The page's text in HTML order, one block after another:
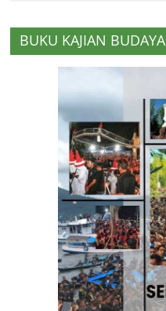
BUKU KAJIAN BUDAYA